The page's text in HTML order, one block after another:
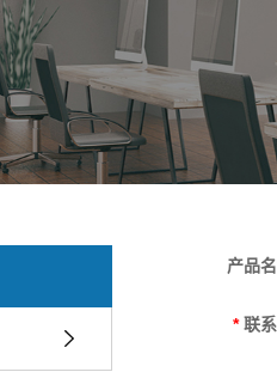
产品
* 联